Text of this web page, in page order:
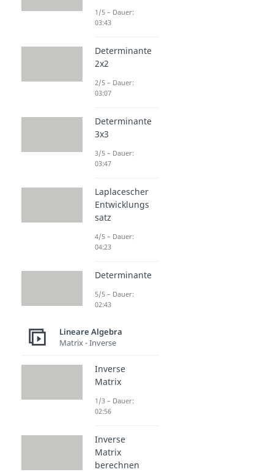
1/5 – Dauer:
03:43
Determinante
2x2
2/5 – Dauer:
03:07
Determinante
3x3
3/5 – Dauer:
03:47
Laplacescher
Entwicklungs
satz
4/5 – Dauer:
04:23
Determinante
5/5 – Dauer:
02:43
Lineare Algebra
Matrix - Inverse
Inverse
Matrix
1/3 – Dauer:
02:56
Inverse
Matrix
berechnen